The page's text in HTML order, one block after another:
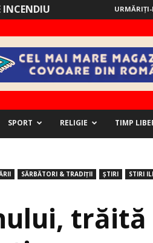
INCENDIU URMĂRIȚI-
SPORT RELIGIE TIMP
SĂRBĂTORI & TRADIȚII ȘTIRI
STIRI